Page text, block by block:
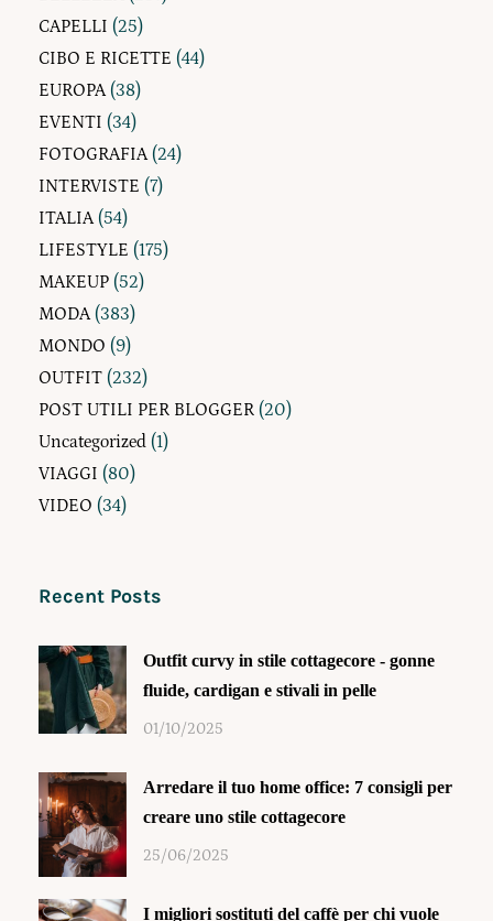
CAPELLI (25)
CIBO E RICETTE (44)
EUROPA(38)
EVENTI (34)
FOTOGRAFIA(24)
INTERVISTE (7)
ITALIA(54)
LIFESTYLE (175)
MAKEUP (52)
MODA(383)
MONDO (9)
OUTFIT (232)
POST UTILI PER BLOGGER (20)
Uncategorized (1)
VIAGGI (80)
VIDEO (34)
Recent Posts
Outfit curvy in stile cottagecore - gonne
fluide, cardigan e stivali in pelle
01/10/2025
Arredare il tuo home office: 7 consigli per
creare uno stile cottagecore
25/06/2025
I migliori sostituti del caffè per chi vuole